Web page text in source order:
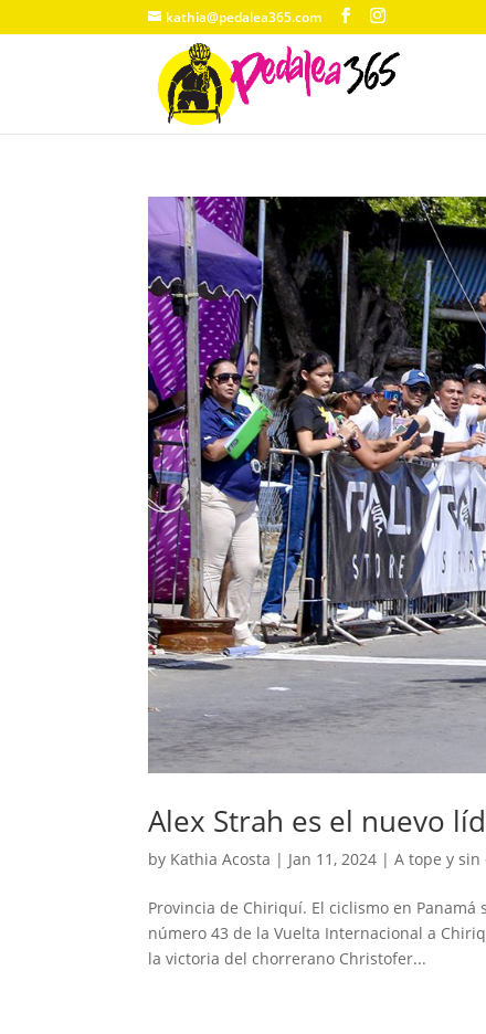
kathia@pedalea365.com
Alex Strah es el nuevo
by Kathia Acosta | Jan 11, 2024 |A tope y sin
Provincia de Chiriquí. El ciclismo en
número 43 de la Vuelta Internacional a
la victoria del chorrerano Christofer...